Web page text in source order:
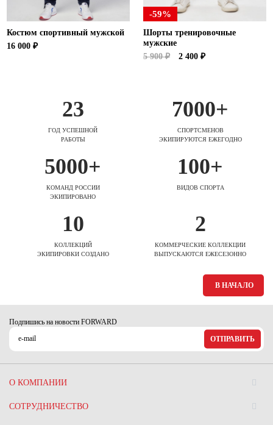
Костюм спортивный мужской
16 000 ₽
-59%
Шорты тренировочные
мужские
5 900 ₽
2 400 ₽
23
ГОД УСПЕШНОЙ
РАБОТЫ
7000+
СПОРТСМЕНОВ
ЭКИПИРУЮТСЯ ЕЖЕГОДНО
5000+
КОМАНД РОССИИ
ЭКИПИРОВАНО
100+
ВИДОВ СПОРТА
10
КОЛЛЕКЦИЙ
ЭКИПИРОВКИ СОЗДАНО
2
КОММЕРЧЕСКИЕ КОЛЛЕКЦИИ
ВЫПУСКАЮТСЯ ЕЖЕСЕЗОННО
В НАЧАЛО
Подпишись на новости FORWARD
ОТПРАВИТЬ
О КОМПАНИИ
СОТРУДНИЧЕСТВО